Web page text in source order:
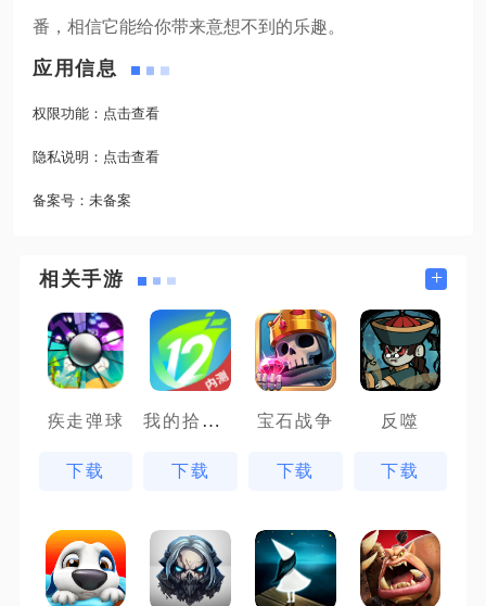
番，相信它能给你带来意想不到的乐趣。
应用信息
权限功能： 点击查看
隐私说明： 点击查看
备案号： 未备案
相关手游 +
疾走弹球
下载
我的拾贰世界
下载
宝石战争
下载
反噬
下载